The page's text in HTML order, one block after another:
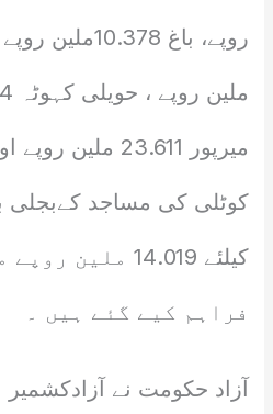
کوٹلی کی مساجد کےبجلی
کیلئے 14.019
فراہم کیے گئے ہیں ۔
آزاد حکومت نے